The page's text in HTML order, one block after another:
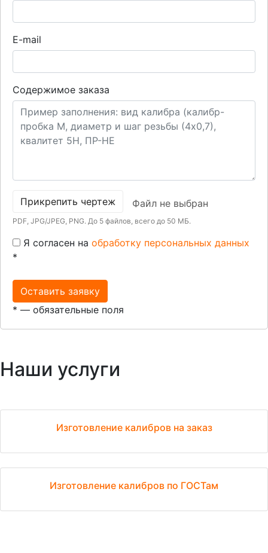
E-mail
Содержимое заказа
Прикрепить чертеж Файл не выбран
PDF, JPG/JPEG, PNG. До 5 файлов, всего до 50 МБ.
Я согласен на обработку персональных данных
*
Оставить заявку
* — обязательные поля
Наши услуги
Изготовление калибров на заказ
Изготовление калибров по ГОСТам